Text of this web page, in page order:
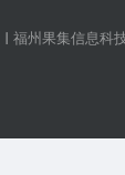
福州果集信息科